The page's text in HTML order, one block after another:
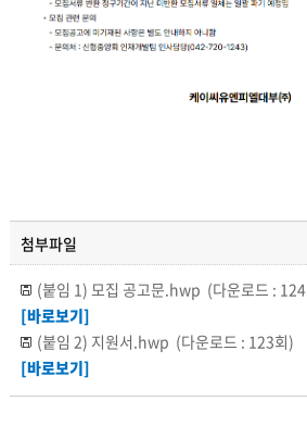
첨부파일
(붙임 1) 모집 공고문.hwp (다운로드 :
[바로보기]
(붙임 2) 지원서.hwp (다운로드 : 123회)
[바로보기]